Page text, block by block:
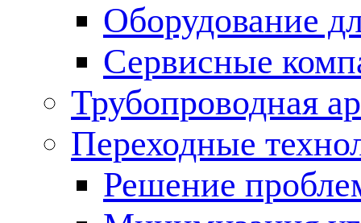
Оборудование
Сервисные
Трубопроводная
Переходные
Решение